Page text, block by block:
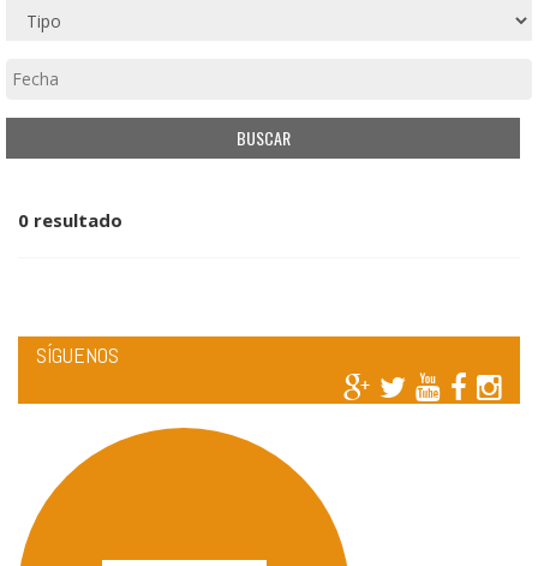
0 resultado
SÍGUENOS